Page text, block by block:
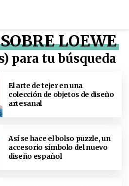
LOEWE
para tu búsqueda
El arte de tejer en una
colección de objetos de diseño
artesanal
Así se hace el bolso puzzle, un
accesorio símbolo del nuevo
diseño español